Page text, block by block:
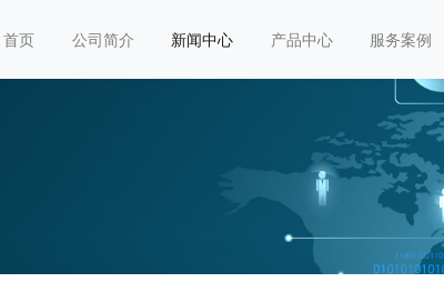
首页 公司简介 新闻中心 产品中心 服务案例